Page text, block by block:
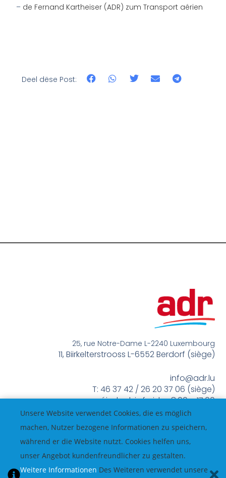
– de Fernand Kartheiser (ADR) zum Transport aérien
Deel dëse Post:
25, rue Notre-Dame L-2240 Luxembourg
11, Biirkelterstrooss L-6552 Berdorf (siège)
info@adr.lu
T: 46 37 42 / 26 20 37 06 (siège)
méindes bis freides 8:00 – 17:00
Unsere Website verwendet Cookies, die es möglich
machen, Nutzer bezogene Informationen zu speichern,
während er die Website nutzt. Cookies helfen uns,
unser Angebot kundenfreundlicher zu gestalten.
Weitere Informationen Des Weiteren verwendet unsere